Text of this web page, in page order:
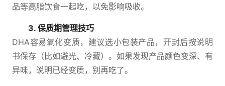
品等高脂饮食一起吃，以免影响吸收。
3. 保质期管理技巧
DHA容易氧化变质，建议选小包装产品，开封后按说明
书保存（比如避光、冷藏）。如果发现产品颜色变深、有
异味，说明已经变质，别再吃了。